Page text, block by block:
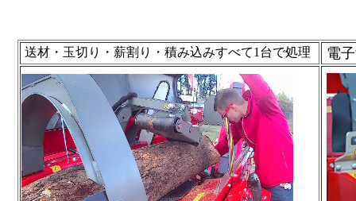
送材・玉切り・薪割り・積み込みすべて1台で処理 電